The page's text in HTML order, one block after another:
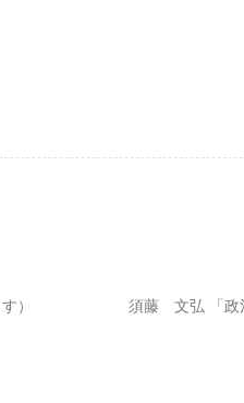
ます） 須藤 文弘 「政